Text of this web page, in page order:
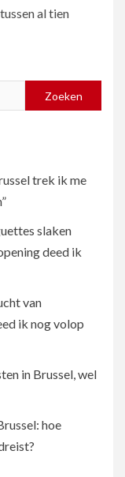
al tien
trek ik me
slaken
deed ik
van
ik nog volop
in Brussel, wel
hoe